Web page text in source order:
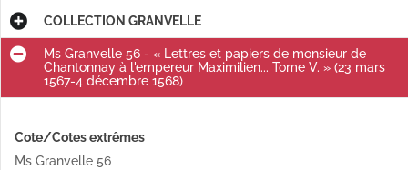
COLLECTION GRANVELLE
Ms Granvelle 56 - « Lettres et papiers de monsieur de
Chantonnay à l'empereur Maximilien... Tome V. » (23 mars
1567-4 décembre 1568)
Cote/Cotes extrêmes
Ms Granvelle 56